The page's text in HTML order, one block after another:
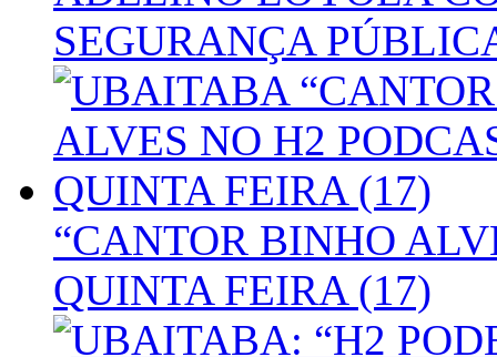
SEGURANÇA
“CANTOR BINHO
QUINTA FEIRA (17)